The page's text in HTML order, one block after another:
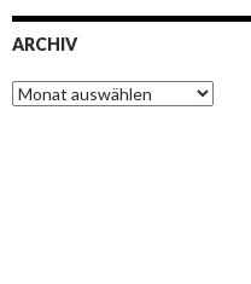
ARCHIV
Archiv